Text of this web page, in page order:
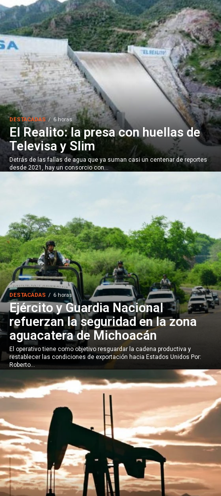
DESTACADAS 6 horas
El Realito: la presa con huellas de
Televisa y Slim
Detrás de las fallas de agua que ya suman casi un centenar de reportes
desde 2021, hay un consorcio con...
DESTACADAS 6 horas
Ejército y Guardia Nacional
refuerzan la seguridad en la zona
aguacatera de Michoacán
El operativo tiene como objetivo resguardar la cadena productiva y
restablecer las condiciones de exportación hacia Estados Unidos Por:
Roberto...